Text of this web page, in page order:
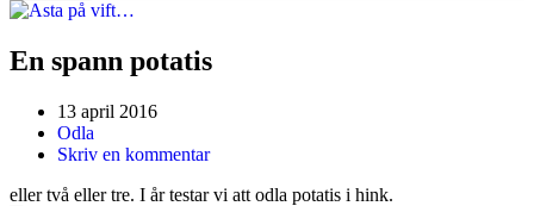
En spann potatis
13 april 2016
Odla
Skriv en kommentar
eller två eller tre. I år testar vi att odla potatis i hink.